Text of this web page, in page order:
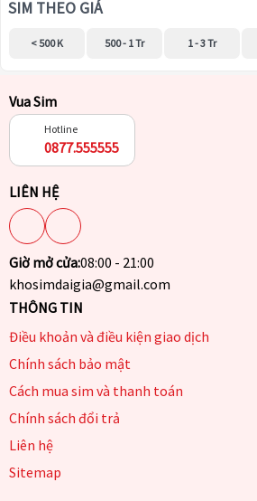
SIM THEO GIÁ
< 500 K 500 - 1 Tr 1 - 3 Tr
Vua Sim
Hotline
0877.555555
LIÊN HỆ
Giờ mở cửa:08:00 - 21:00
khosimdaigia@gmail.com
THÔNG TIN
Điều khoản và điều kiện giao dịch
Chính sách bảo mật
Cách mua sim và thanh toán
Chính sách đổi trả
Liên hệ
Sitemap